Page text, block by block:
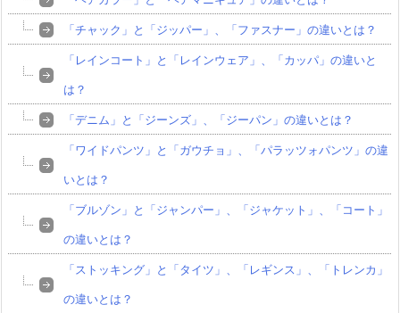
「チャック」と「ジッパー」、「ファスナー」の違いとは？
「レインコート」と「レインウェア」、「カッパ」の違いと
は？
「デニム」と「ジーンズ」、「ジーパン」の違いとは？
「ワイドパンツ」と「ガウチョ」、「パラッツォパンツ」の違
いとは？
「ブルゾン」と「ジャンパー」、「ジャケット」、「コート」
の違いとは？
「ストッキング」と「タイツ」、「レギンス」、「トレンカ」
の違いとは？